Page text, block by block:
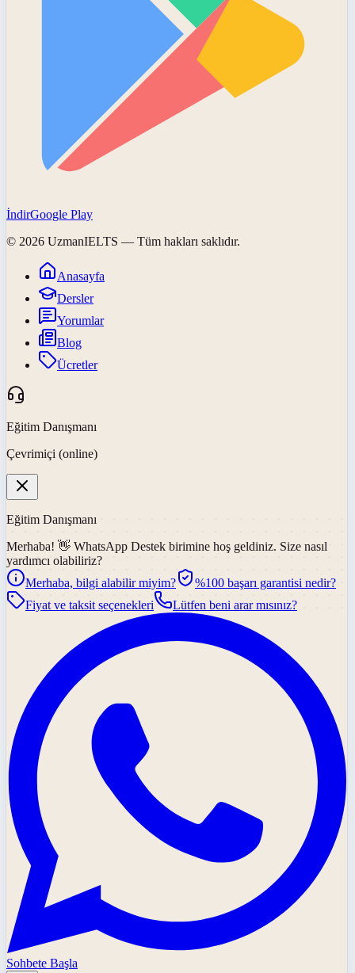
İndirGoogle Play
© 2026 UzmanIELTS — Tüm hakları saklıdır.
Anasayfa
Dersler
Yorumlar
Blog
Ücretler
Eğitim Danışmanı
Çevrimiçi (online)
Eğitim Danışmanı
Merhaba! 👋 WhatsApp Destek birimine hoş geldiniz. Size nasıl
yardımcı olabiliriz?
Merhaba, bilgi alabilir miyim?
%100 başarı garantisi nedir?
Fiyat ve taksit seçenekleri
Lütfen beni arar mısınız?
Sohbete Başla